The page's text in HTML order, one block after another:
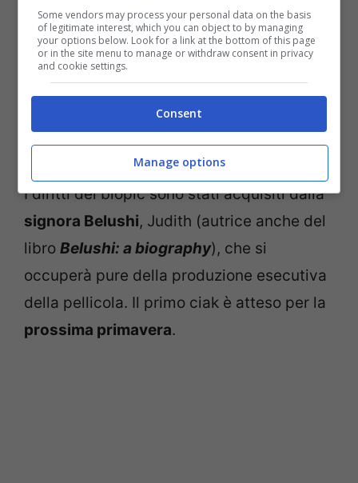
I diritti del biopic sono stati acquisiti dalla
signora Belushi, Judith (autrice anche del
libro Belushi: a biography), che si
occuperà pure della produzione esecutiva
della pellicola. Il primo ciak è atteso per la
prossima primavera.
Some vendors may process your personal data on the basis
of legitimate interest, which you can object to by managing
your options below. Look for a link at the bottom of this page
or in the site menu to manage or withdraw consent in privacy
and cookie settings.
Consent
Manage options